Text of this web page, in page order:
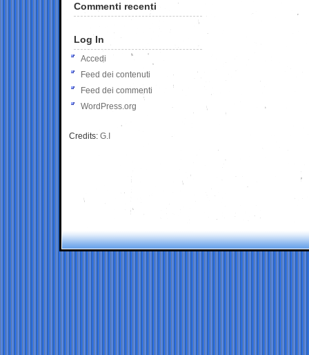
Commenti recenti
Log In
Accedi
Feed dei contenuti
Feed dei commenti
WordPress.org
Credits: G.I